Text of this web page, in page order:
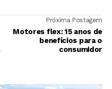
Próxima Postagem
Motores flex: 15 anos de
benefícios para o
consumidor